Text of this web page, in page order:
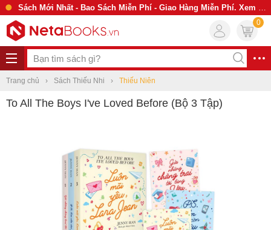
Sách Mới Nhất - Bao Sách Miễn Phí - Giao Hàng Miễn Phí. Xem Ngay
0
Trang chủ Sách Thiếu Nhi Thiếu Niên
To All The Boys I've Loved Before (Bộ 3 Tập)